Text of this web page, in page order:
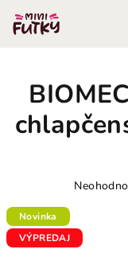
obsah
Priemerné
je
0,0
Novinka
VÝPREDAJ